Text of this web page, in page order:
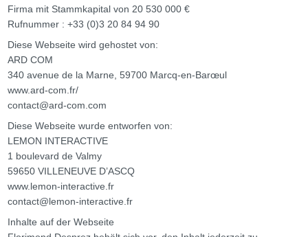
Firma mit Stammkapital von 20 530 000 €
Rufnummer : +33 (0)3 20 84 94 90
Diese Webseite wird gehostet von:
ARD COM
340 avenue de la Marne, 59700 Marcq-en-Barœul
www.ard-com.fr/
contact@ard-com.com
Diese Webseite wurde entworfen von:
LEMON INTERACTIVE
1 boulevard de Valmy
59650 VILLENEUVE D’ASCQ
www.lemon-interactive.fr
contact@lemon-interactive.fr
Inhalte auf der Webseite